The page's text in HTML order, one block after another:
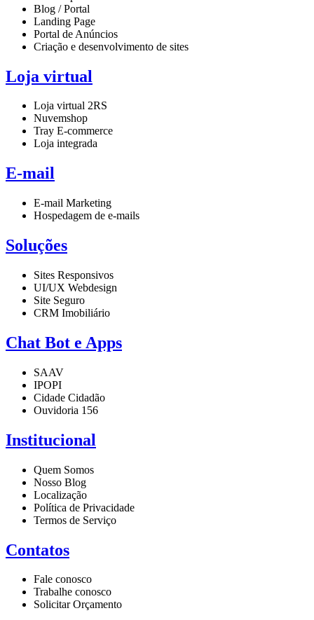
Blog / Portal
Landing Page
Portal de Anúncios
Criação e desenvolvimento de sites
Loja virtual
Loja virtual 2RS
Nuvemshop
Tray E-commerce
Loja integrada
E-mail
E-mail Marketing
Hospedagem de e-mails
Soluções
Sites Responsivos
UI/UX Webdesign
Site Seguro
CRM Imobiliário
Chat Bot e Apps
SAAV
IPOPI
Cidade Cidadão
Ouvidoria 156
Institucional
Quem Somos
Nosso Blog
Localização
Política de Privacidade
Termos de Serviço
Contatos
Fale conosco
Trabalhe conosco
Solicitar Orçamento